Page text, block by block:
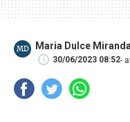
MD Maria Dulce Miranda
30/06/2023 08:52-